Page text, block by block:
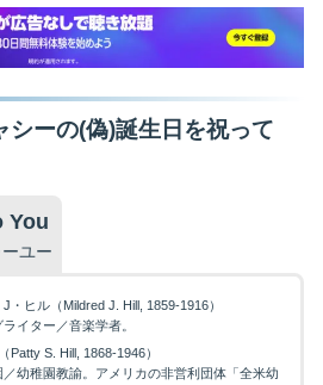
シーの(偽)誕生日を祝って
You
ユー
・ヒル（Mildred J. Hill, 1859-1916）
イター／音楽学者。
Patty S. Hill, 1868-1946）
幼稚園教諭。アメリカの非営利団体「全米幼